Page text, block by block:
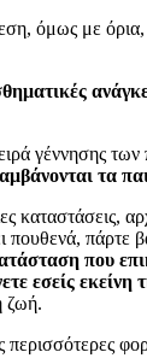
όμως με όρια,
γέννησης
τα
καταστάσεις,
πάρτε
που
εσείς εκείνη
ζωή.